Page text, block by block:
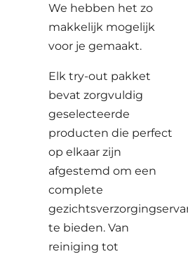
We hebben het zo
makkelijk mogelijk
voor je gemaakt.
Elk try-out pakket
bevat zorgvuldig
geselecteerde
producten die perfect
op elkaar zijn
afgestemd om een
complete
te bieden. Van
reiniging tot